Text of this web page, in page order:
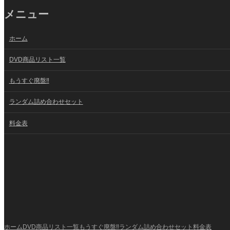
メニュー
ホーム
DVD商品リスト一覧
もうすぐ廃盤‼
ランダム詰め合わせセット
料金表
ホームDVD商品リスト一覧 もうすぐ廃盤‼ランダム詰め合わせセット 料金表